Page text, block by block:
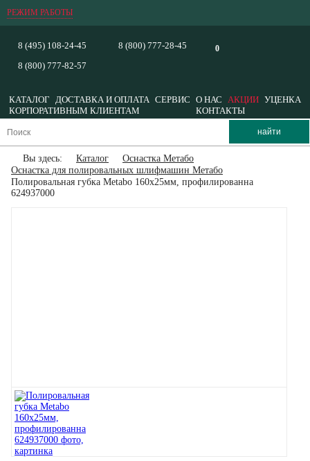
РЕЖИМ РАБОТЫ
0
8 (495) 108-24-45
8 (800) 777-82-57
8 (800) 777-28-45
КАТАЛОГ ДОСТАВКА И ОПЛАТА СЕРВИС О НАС АКЦИИ УЦЕНКА
КОРПОРАТИВНЫМ КЛИЕНТАМ
КОНТАКТЫ
Вы здесь: Каталог
Оснастка Метабо
Оснастка для полировальных шлифмашин Метабо
Полировальная губка Metabo 160х25мм, профилированна
624937000